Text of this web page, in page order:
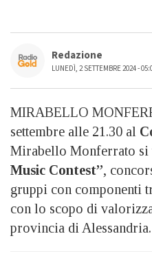
Redazione
LUNEDÌ, 2 SETTEMBRE 2024 -
MIRABELLO
settembre alle 21.30 al
Mirabello Monferrato si
Music Contest”,
gruppi con componenti
con lo scopo di
provincia di Alessandria.